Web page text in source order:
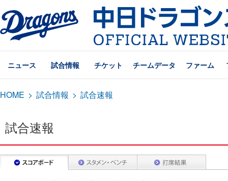
ニュース 試合情報 チケット チームデータ ファーム
HOME > 試合情報 > 試合速報
試合速報